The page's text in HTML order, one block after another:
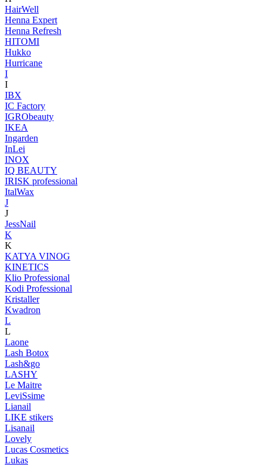
HairWell
Henna Expert
Henna Refresh
HITOMI
Hukko
Hurricane
I
I
IBX
IC Factory
IGRObeauty
IKEA
Ingarden
InLei
INOX
IQ BEAUTY
IRISK professional
ItalWax
J
J
JessNail
K
K
KATYA VINOG
KINETICS
Klio Professional
Kodi Professional
Kristaller
Kwadron
L
L
Laone
Lash Botox
Lash&go
LASHY
Le Maitre
LeviSsime
Lianail
LIKE stikers
Lisanail
Lovely
Lucas Cosmetics
Lukas